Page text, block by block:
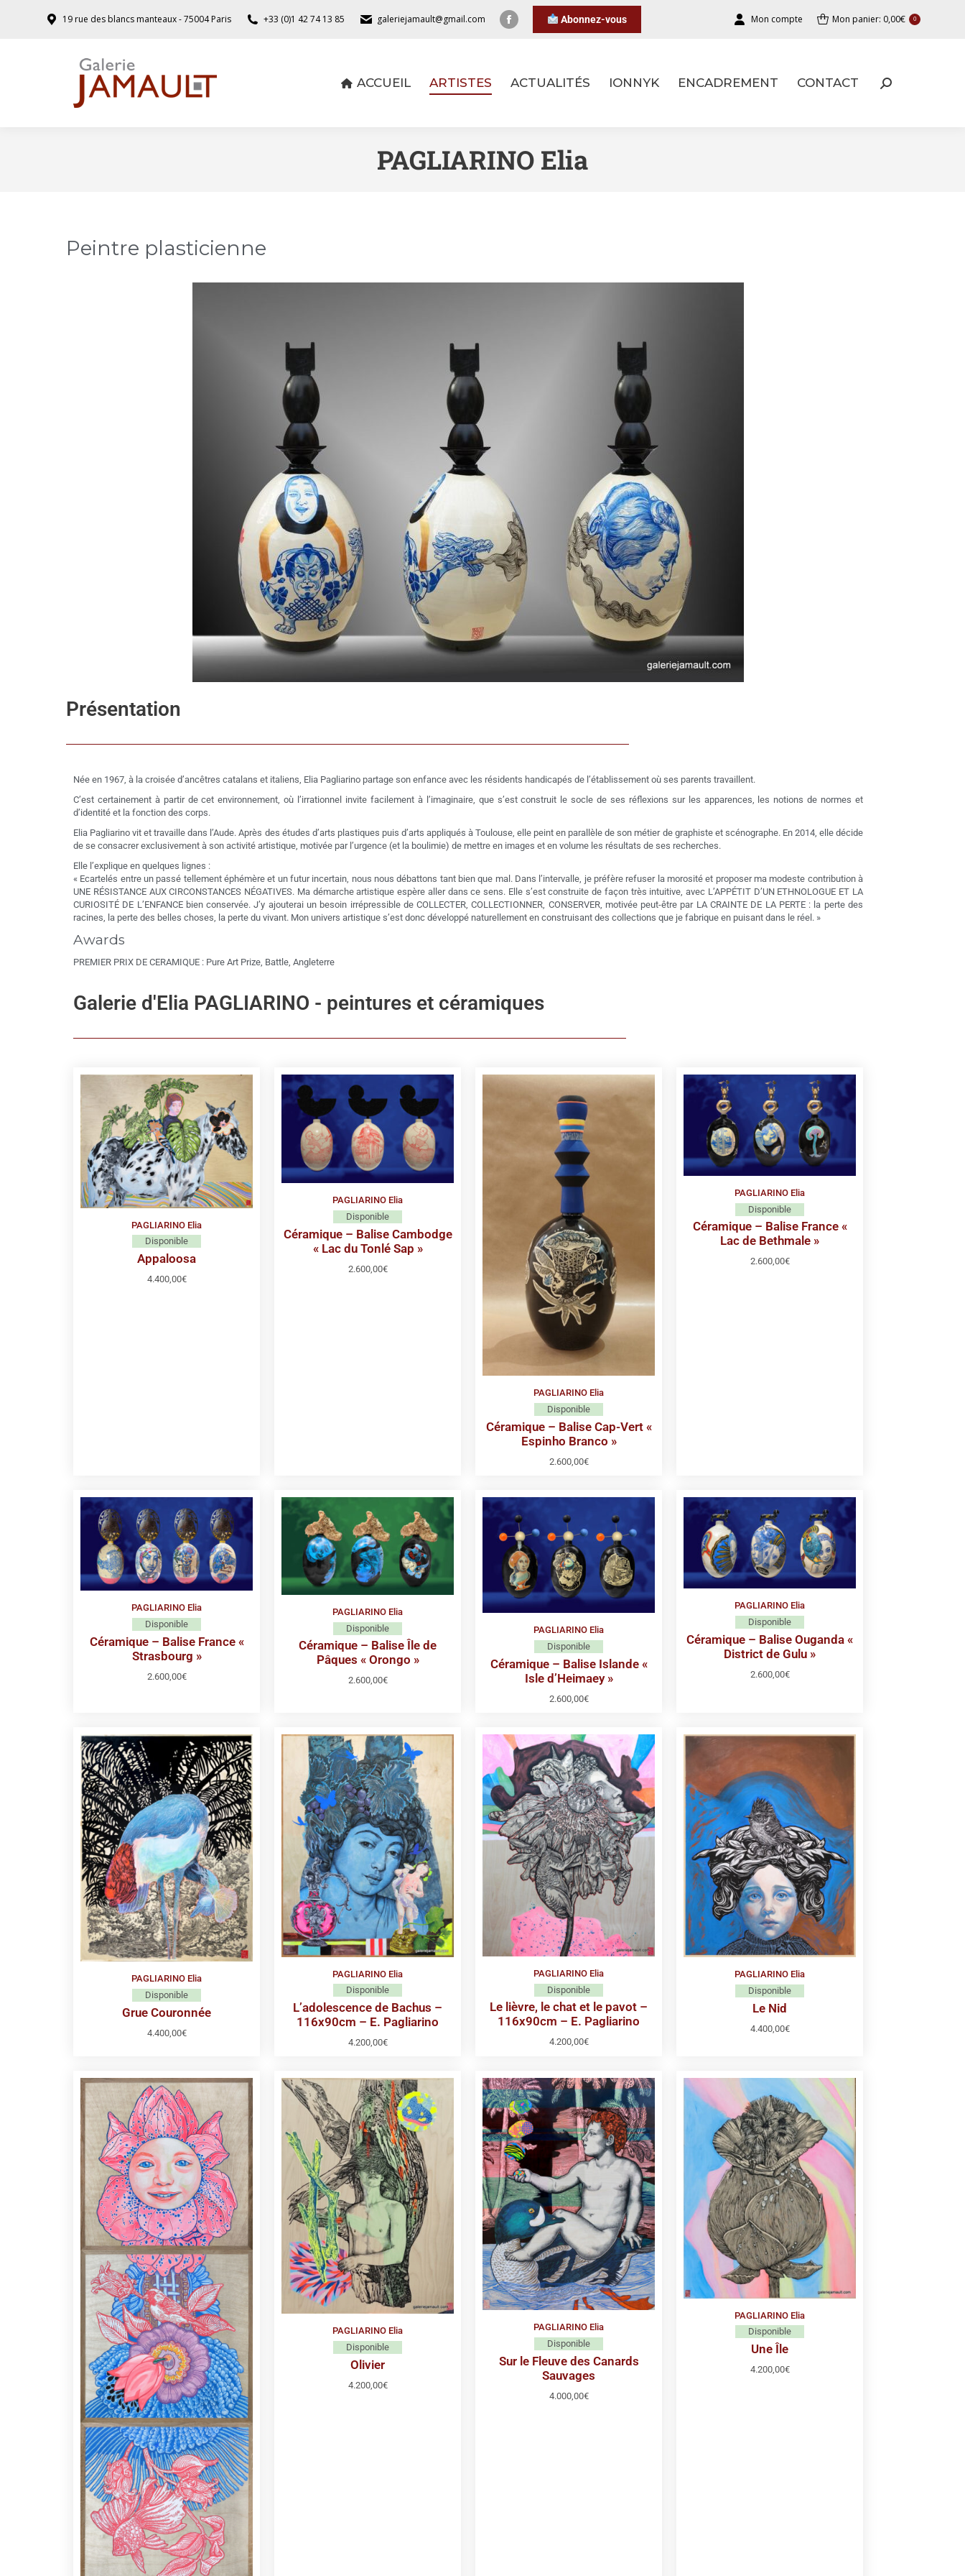
19 rue des blancs manteaux - 75004 Paris +33 (0)1 42 74 13 85 galeriejamault@gmail.com Abonnez-vous Mon compte Mon panier: 0,00€ 0
ACCUEIL ARTISTES ACTUALITÉS IONNYK ENCADREMENT CONTACT
PAGLIARINO Elia
Peintre plasticienne
Présentation
Née en 1967, à la croisée d’ancêtres catalans et italiens, Elia Pagliarino partage son enfance avec les résidents handicapés de l’établissement où ses parents travaillent.
C’est certainement à partir de cet environnement, où l’irrationnel invite facilement à l’imaginaire, que s’est construit le socle de ses réflexions sur les apparences, les notions de normes et
d’identité et la fonction des corps.
Elia Pagliarino vit et travaille dans l’Aude. Après des études d’arts plastiques puis d’arts appliqués à Toulouse, elle peint en parallèle de son métier de graphiste et scénographe. En 2014, elle décide
de se consacrer exclusivement à son activité artistique, motivée par l’urgence (et la boulimie) de mettre en images et en volume les résultats de ses recherches.
Elle l’explique en quelques lignes :
« Ecartelés entre un passé tellement éphémère et un futur incertain, nous nous débattons tant bien que mal. Dans l’intervalle, je préfère refuser la morosité et proposer ma modeste contribution à
UNE RÉSISTANCE AUX CIRCONSTANCES NÉGATIVES. Ma démarche artistique espère aller dans ce sens. Elle s’est construite de façon très intuitive, avec L’APPÉTIT D’UN ETHNOLOGUE ET LA
CURIOSITÉ DE L’ENFANCE bien conservée. J’y ajouterai un besoin irrépressible de COLLECTER, COLLECTIONNER, CONSERVER, motivée peut-être par LA CRAINTE DE LA PERTE : la perte des
racines, la perte des belles choses, la perte du vivant. Mon univers artistique s’est donc développé naturellement en construisant des collections que je fabrique en puisant dans le réel. »
Awards
PREMIER PRIX DE CERAMIQUE : Pure Art Prize, Battle, Angleterre
Galerie d'Elia PAGLIARINO - peintures et céramiques
PAGLIARINO Elia
Disponible
Appaloosa
4.400,00€
PAGLIARINO Elia
Disponible
Céramique – Balise Cambodge
« Lac du Tonlé Sap »
2.600,00€
PAGLIARINO Elia
Disponible
Céramique – Balise Cap-Vert «
Espinho Branco »
2.600,00€
PAGLIARINO Elia
Disponible
Céramique – Balise France «
Lac de Bethmale »
2.600,00€
PAGLIARINO Elia
Disponible
Céramique – Balise France «
Strasbourg »
2.600,00€
PAGLIARINO Elia
Disponible
Céramique – Balise Île de
Pâques « Orongo »
2.600,00€
PAGLIARINO Elia
Disponible
Céramique – Balise Islande «
Isle d’Heimaey »
2.600,00€
PAGLIARINO Elia
Disponible
Céramique – Balise Ouganda «
District de Gulu »
2.600,00€
PAGLIARINO Elia
Disponible
Grue Couronnée
4.400,00€
PAGLIARINO Elia
Disponible
L’adolescence de Bachus –
116x90cm – E. Pagliarino
4.200,00€
PAGLIARINO Elia
Disponible
Le lièvre, le chat et le pavot –
116x90cm – E. Pagliarino
4.200,00€
PAGLIARINO Elia
Disponible
Le Nid
4.400,00€
PAGLIARINO Elia
Disponible
Olivier
4.200,00€
PAGLIARINO Elia
Disponible
Sur le Fleuve des Canards
Sauvages
4.000,00€
PAGLIARINO Elia
Disponible
Une Île
4.200,00€